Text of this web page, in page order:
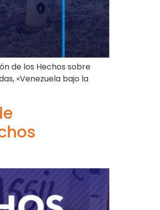
de los Hechos sobre
«Venezuela bajo la